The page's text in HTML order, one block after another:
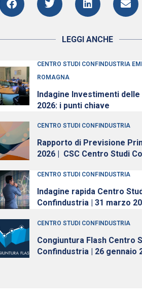
LEGGI ANCHE
CENTRO STUDI CONFINDUSTRIA
ROMAGNA
Indagine Investimenti
2026: i punti chiave
CENTRO STUDI CONFINDUSTRIA
Rapporto di Previsione
2026 | CSC Centro Studi
CENTRO STUDI CONFINDUSTRIA
Indagine rapida Centro
Confindustria | 31
CENTRO STUDI CONFINDUSTRIA
Congiuntura Flash Centro
Confindustria | 26